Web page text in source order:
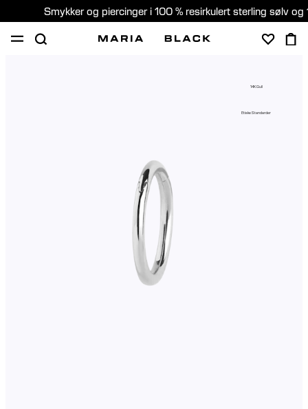
Smykker og piercinger i 100 % resirkulert sterling sølv og
14K Gull
Etiske Standarder